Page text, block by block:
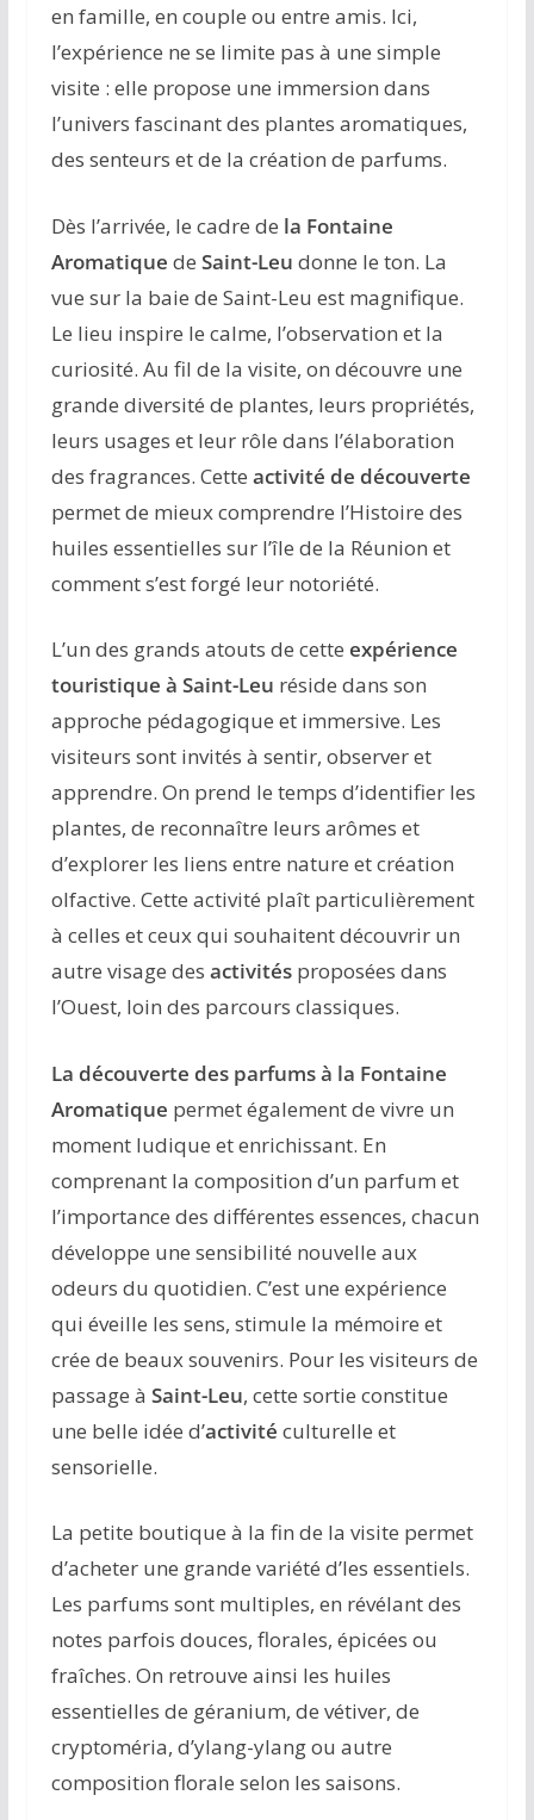
en famille, en couple ou entre amis. Ici,
l’expérience ne se limite pas à une simple
visite : elle propose une immersion dans
l’univers fascinant des plantes aromatiques,
des senteurs et de la création de parfums.
Dès l’arrivée, le cadre de la Fontaine
Aromatique de Saint-Leu donne le ton. La
vue sur la baie de Saint-Leu est magnifique.
Le lieu inspire le calme, l’observation et la
curiosité. Au fil de la visite, on découvre une
grande diversité de plantes, leurs propriétés,
leurs usages et leur rôle dans l’élaboration
des fragrances. Cette activité de découverte
permet de mieux comprendre l’Histoire des
huiles essentielles sur l’île de la Réunion et
comment s’est forgé leur notoriété.
L’un des grands atouts de cette expérience
touristique à Saint-Leu réside dans son
approche pédagogique et immersive. Les
visiteurs sont invités à sentir, observer et
apprendre. On prend le temps d’identifier les
plantes, de reconnaître leurs arômes et
d’explorer les liens entre nature et création
olfactive. Cette activité plaît particulièrement
à celles et ceux qui souhaitent découvrir un
autre visage des activitésproposées dans
l’Ouest, loin des parcours classiques.
La découverte des parfums à la Fontaine
Aromatique permet également de vivre un
moment ludique et enrichissant. En
comprenant la composition d’un parfum et
l’importance des différentes essences, chacun
développe une sensibilité nouvelle aux
odeurs du quotidien. C’est une expérience
qui éveille les sens, stimule la mémoire et
crée de beaux souvenirs. Pour les visiteurs de
passage à Saint-Leu, cette sortie constitue
une belle idée d’activité culturelle et
sensorielle.
La petite boutique à la fin de la visite permet
d’acheter une grande variété d’les essentiels.
Les parfums sont multiples, en révélant des
notes parfois douces, florales, épicées ou
fraîches. On retrouve ainsi les huiles
essentielles de géranium, de vétiver, de
cryptoméria, d’ylang-ylang ou autre
composition florale selon les saisons.